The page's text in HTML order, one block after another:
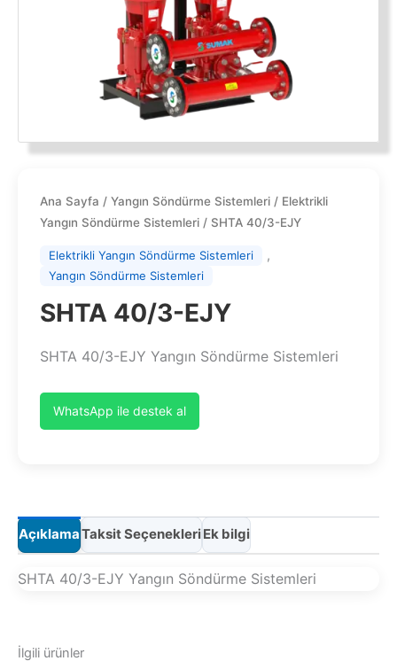
Ana Sayfa / Yangın Söndürme Sistemleri / Elektrikli
Yangın Söndürme Sistemleri / SHTA 40/3-EJY
Elektrikli Yangın Söndürme Sistemleri ,
Yangın Söndürme Sistemleri
SHTA 40/3-EJY
SHTA 40/3-EJY Yangın Söndürme Sistemleri
WhatsApp ile destek al
AçıklamaTaksit SeçenekleriEk bilgi
SHTA 40/3-EJY Yangın Söndürme Sistemleri
İlgili ürünler